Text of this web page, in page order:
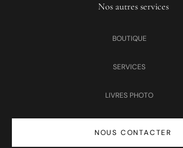
Nos autres services
BOUTIQUE
SERVICES
LIVRES PHOTO
NOUS CONTACTER